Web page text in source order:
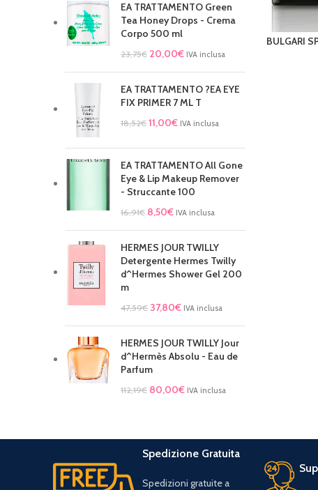
EA TRATTAMENTO Green
Tea Honey Drops - Crema
Corpo 500 ml
23,75€ 20,00€ IVA inclusa
EA TRATTAMENTO ?EA EYE
FIX PRIMER 7 ML T
18,52€ 11,00€ IVA inclusa
EA TRATTAMENTO All Gone
Eye & Lip Makeup Remover
- Struccante 100
16,91€ 8,50€ IVA inclusa
HERMES JOUR TWILLY
Detergente Hermes Twilly
d^Hermes Shower Gel 200
m
47,59€ 37,80€ IVA inclusa
HERMES JOUR TWILLY Jour
d^Hermès Absolu - Eau de
Parfum
112,19€ 80,00€ IVA inclusa
LEGGI
BULGARI
Spedizione Gratuita
Spedizioni gratuite a